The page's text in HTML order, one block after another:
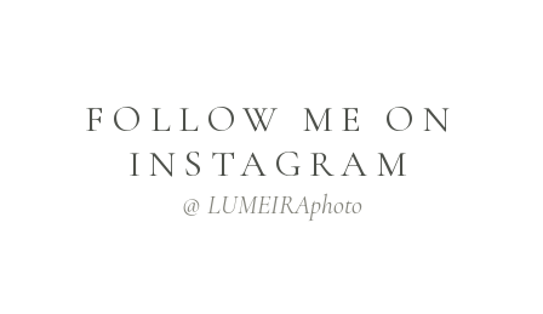
FOLLOW ME ON
INSTAGRAM
@ LUMEIRAphoto